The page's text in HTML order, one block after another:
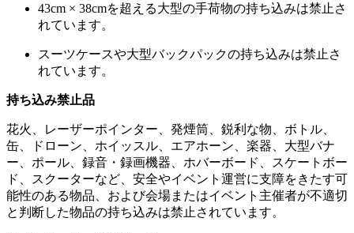
43cm × 38cmを超える大型の手荷物の持ち込みは禁止さ
れています。
スーツケースや大型バックパックの持ち込みは禁止さ
れています。
持ち込み禁止品
花火、レーザーポインター、発煙筒、鋭利な物、ボトル、
缶、ドローン、ホイッスル、エアホーン、楽器、大型バナ
ー、ポール、録音・録画機器、ホバーボード、スケートボー
ド、スクーターなど、安全やイベント運営に支障をきたす可
能性のある物品、および会場またはイベント主催者が不適切
と判断した物品の持ち込みは禁止されています。